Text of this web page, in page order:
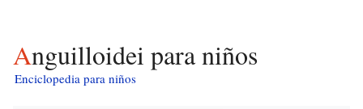
Anguilloidei para niños
Enciclopedia para niños